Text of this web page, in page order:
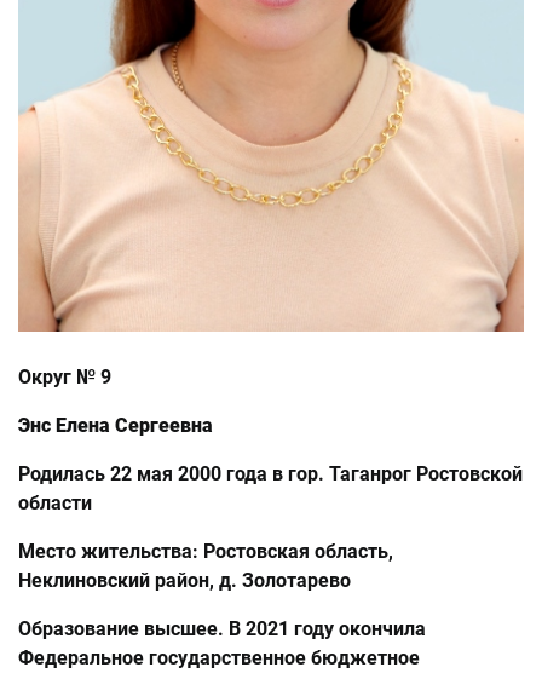
Округ № 9
Энс Елена Сергеевна
Родилась 22 мая 2000 года в гор. Таганрог Ростовской
области
Место жительства: Ростовская область,
Неклиновский район, д. Золотарево
Образование высшее. В 2021 году окончила
Федеральное государственное бюджетное